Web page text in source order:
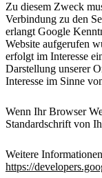
Zu diesem Zweck
Verbindung zu den
erlangt Google
Website aufgerufen
erfolgt im Interesse
Darstellung unserer
Interesse im Sinne
Wenn Ihr Browser
Standardschrift von
Weitere
https://